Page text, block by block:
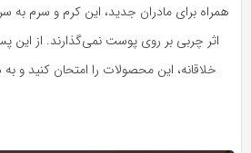
همراه برای مادران جدید، این کرم و سرم
اثر چربی بر روی پوست نمی‌گذارند. از این
خلاقانه، این محصولات را امتحان کنید و